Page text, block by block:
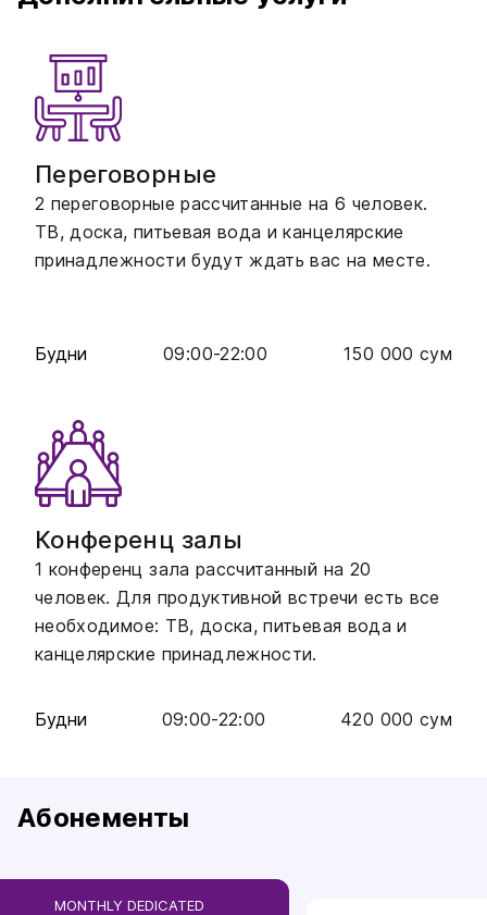
Переговорные
2 переговорные рассчитанные на 6 человек.
ТВ, доска, питьевая вода и канцелярские
принадлежности будут ждать вас на месте.
Будни 09:00-22:00 150 000 сум
Конференц залы
1 конференц зала рассчитанный на 20
человек. Для продуктивной встречи есть все
необходимое: ТВ, доска, питьевая вода и
канцелярские принадлежности.
Будни 09:00-22:00 420 000 сум
Абонементы
MONTHLY DEDICATED